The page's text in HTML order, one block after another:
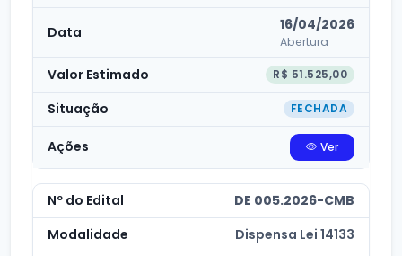
16/04/2026
Abertura
R$ 51.525,00
FECHADA
Ver
DE 005.2026-CMB
Dispensa Lei 14133